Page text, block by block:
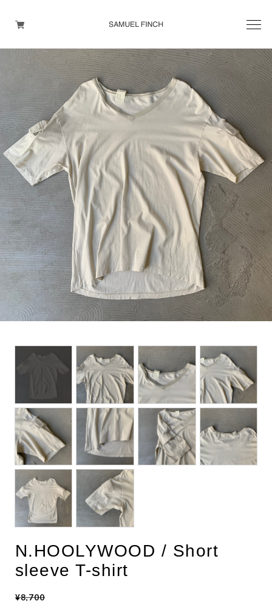
Men's
Maison Martin Margiela
Helmut Lang
Yohji Yamamoto
Other brands
TOPS
OUTER WEAR
BOTTOMS
DESIGNERS ARCHIVES
N.HOOLYWOOD / Short
sleeve T-shirt
¥8,700